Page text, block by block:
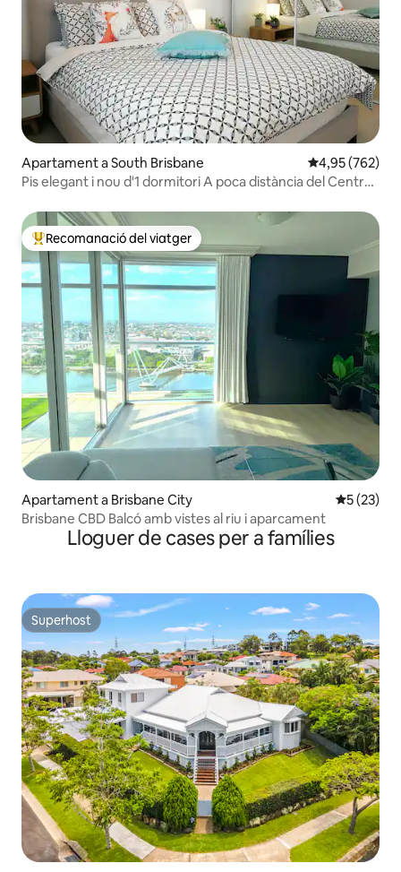
Apartament a South Brisbane 4,95 de
4,95 (762)
Pis elegant i nou d'1 dormitori A poca distància del Centre
Principals recomanacions dels viatgers
Recomanació del viatger
Apartament a Brisbane City 5 de
5 (23)
Brisbane CBD Balcó amb vistes al riu i aparcament
Lloguer de cases per a famílies
Superhost
Superhost